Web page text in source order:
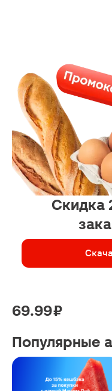
Скидка
69.99 ₽
Популярные